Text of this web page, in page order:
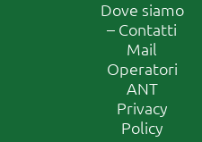
Dove siamo
– Contatti
Mail
Operatori
ANT
Privacy
Policy